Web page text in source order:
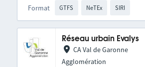
Format GTFS NeTEx SIRI
Réseau urbain Evalys
CA Val de Garonne
Agglomération